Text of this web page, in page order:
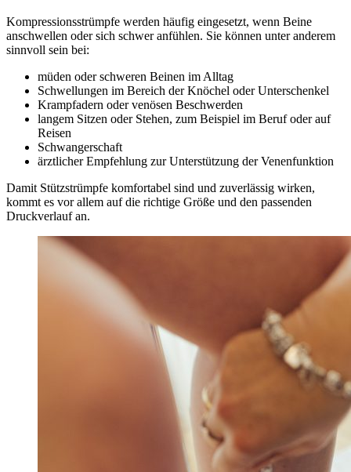
Kompressionsstrümpfe werden häufig eingesetzt, wenn Beine
anschwellen oder sich schwer anfühlen. Sie können unter anderem
sinnvoll sein bei:
müden oder schweren Beinen im Alltag
Schwellungen im Bereich der Knöchel oder Unterschenkel
Krampfadern oder venösen Beschwerden
langem Sitzen oder Stehen, zum Beispiel im Beruf oder auf
Reisen
Schwangerschaft
ärztlicher Empfehlung zur Unterstützung der Venenfunktion
Damit Stützstrümpfe komfortabel sind und zuverlässig wirken,
kommt es vor allem auf die richtige Größe und den passenden
Druckverlauf an.